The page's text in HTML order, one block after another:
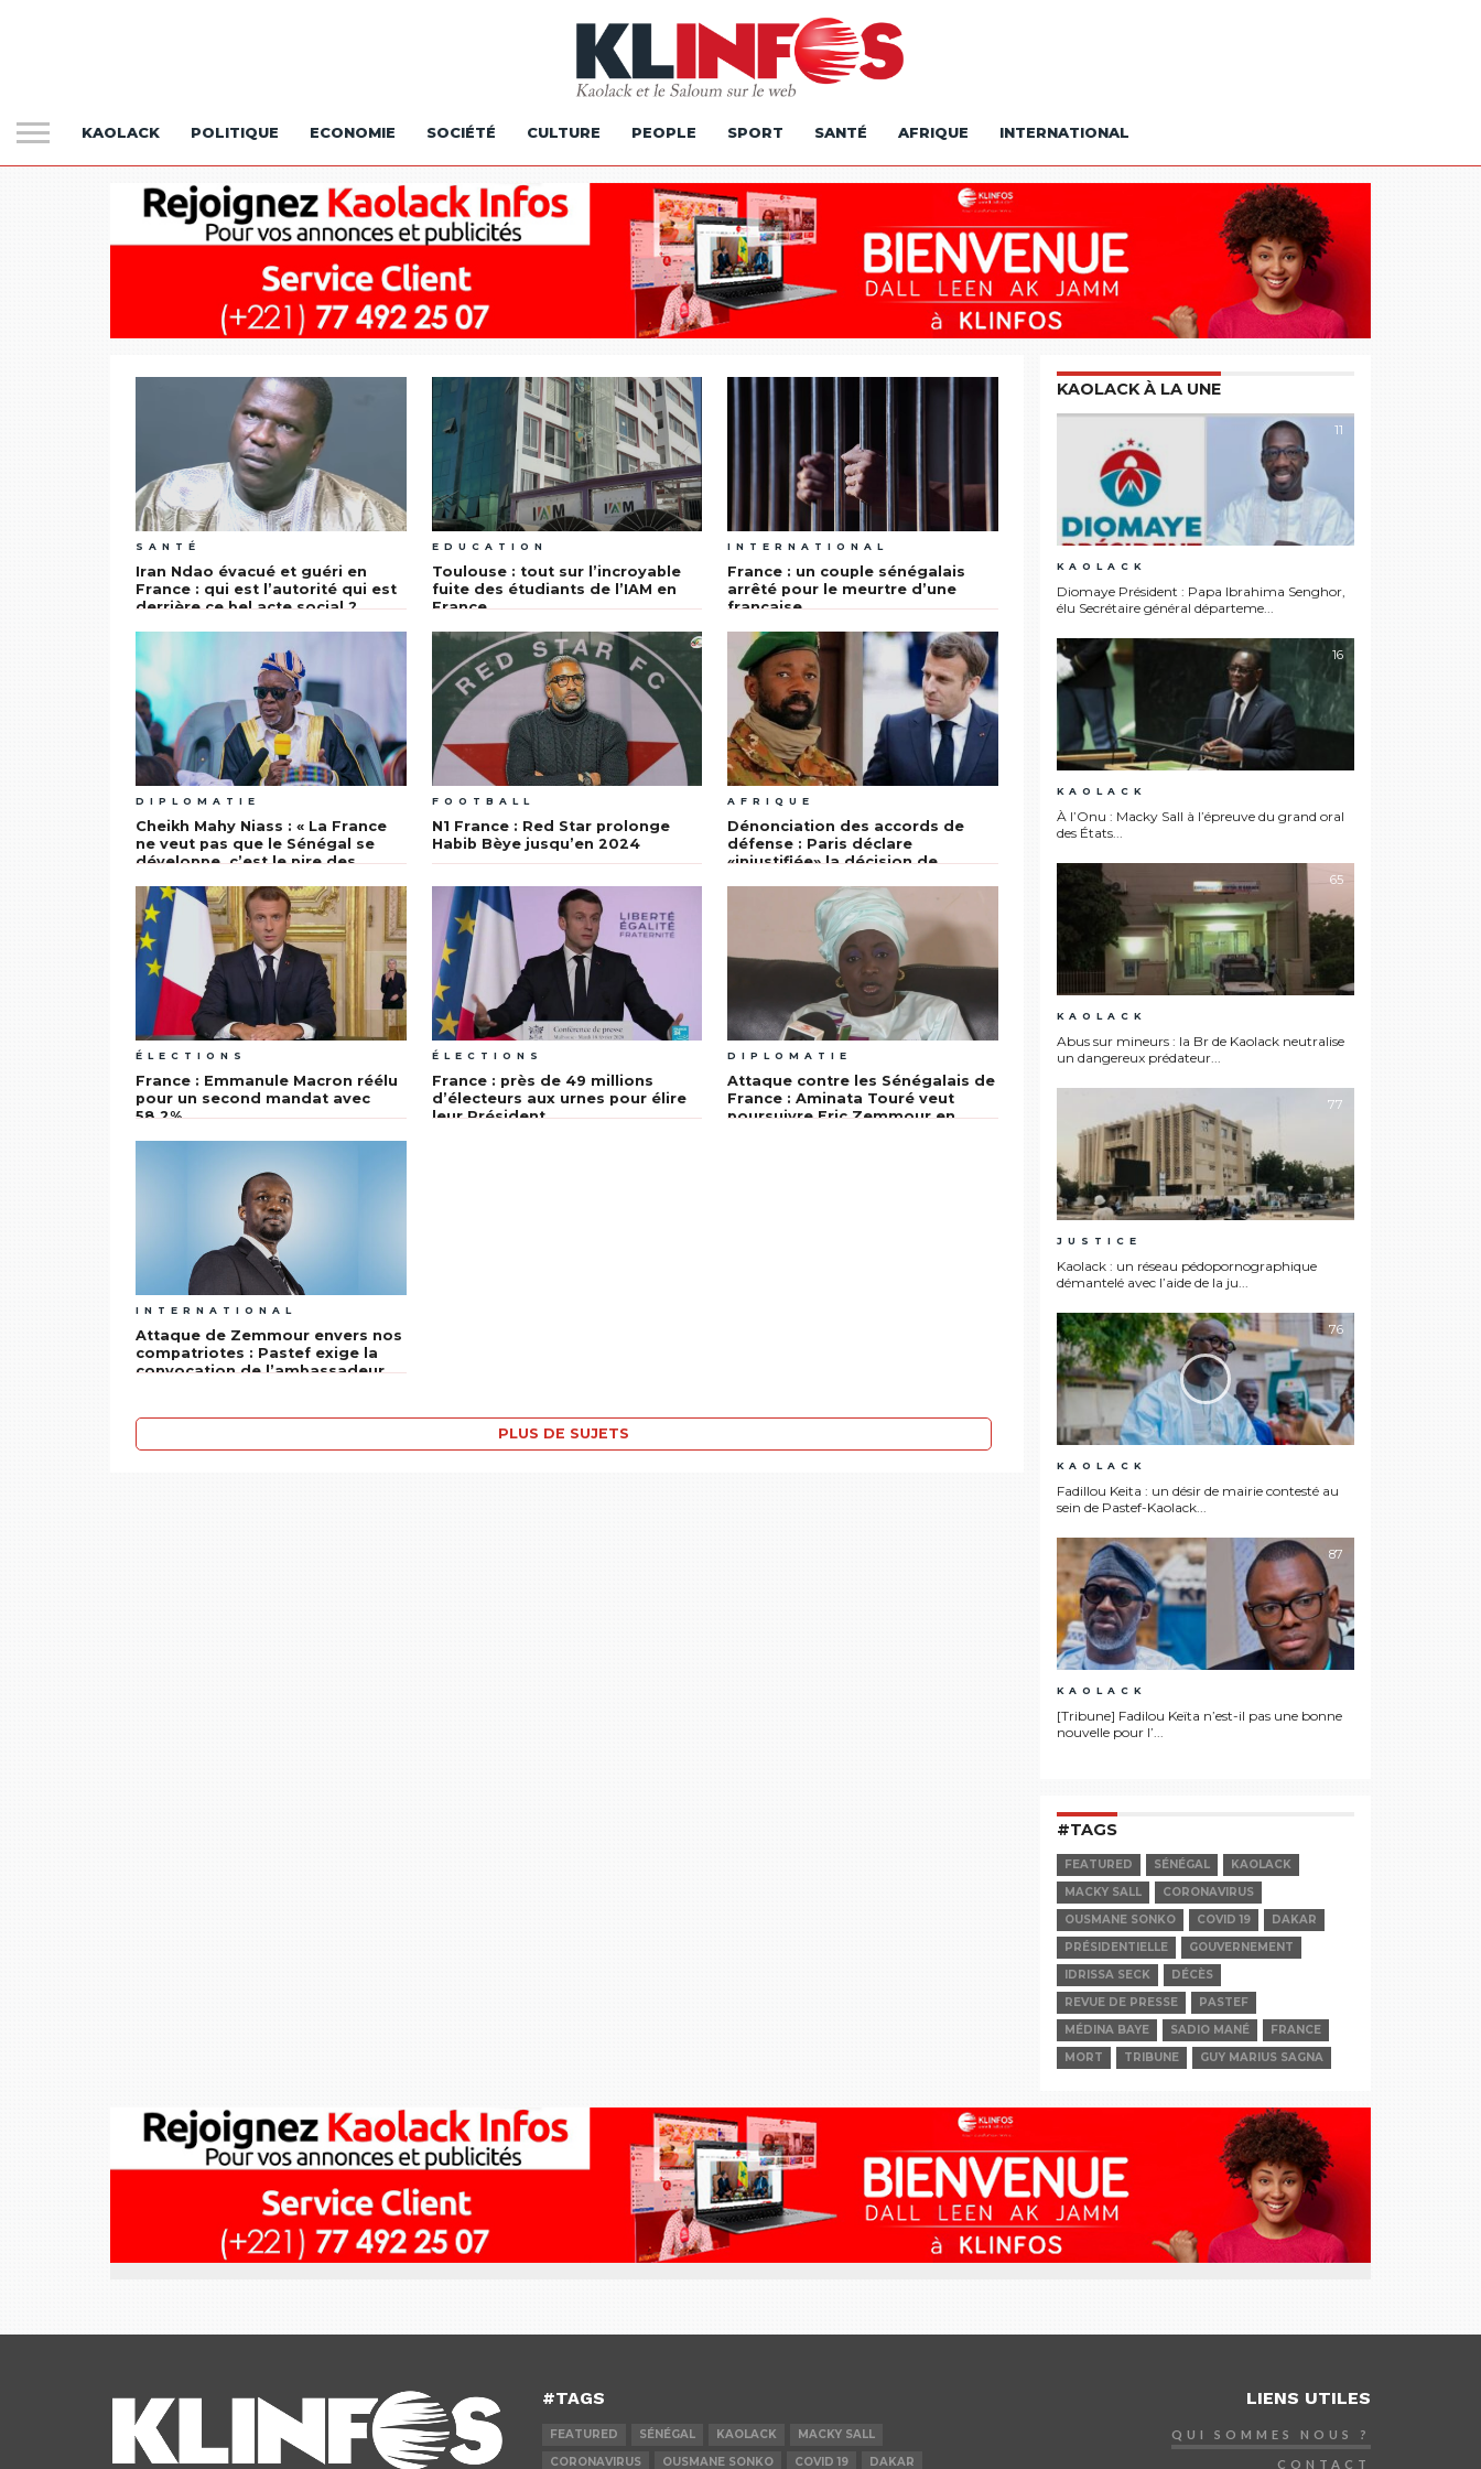
KAOLACK POLITIQUE ECONOMIE SOCIÉTÉ CULTURE PEOPLE SPORT SANTÉ AFRIQUE INTERNATIONAL
SANTÉ
Iran Ndao évacué et guéri en
France : qui est l’autorité qui est
derrière ce bel acte social ?
EDUCATION
Toulouse : tout sur l’incroyable
fuite des étudiants de l’IAM en
France
INTERNATIONAL
France : un couple sénégalais
arrêté pour le meurtre d’une
française
DIPLOMATIE
Cheikh Mahy Niass : « La France
ne veut pas que le Sénégal se
développe, c’est le pire des
FOOTBALL
N1 France : Red Star prolonge
Habib Bèye jusqu’en 2024
AFRIQUE
Dénonciation des accords de
défense : Paris déclare
«injustifiée» la décision de
ÉLECTIONS
France : Emmanule Macron réélu
pour un second mandat avec
58,2%
ÉLECTIONS
France : près de 49 millions
d’électeurs aux urnes pour élire
leur Président
DIPLOMATIE
Attaque contre les Sénégalais de
France : Aminata Touré veut
poursuivre Eric Zemmour en
INTERNATIONAL
Attaque de Zemmour envers nos
compatriotes : Pastef exige la
convocation de l’ambassadeur
PLUS DE SUJETS
KAOLACK À LA UNE
11
KAOLACK
Diomaye Président : Papa Ibrahima Senghor,
élu Secrétaire général départeme...
16
KAOLACK
À l’Onu : Macky Sall à l’épreuve du grand oral
des États...
65
KAOLACK
Abus sur mineurs : la Br de Kaolack neutralise
un dangereux prédateur...
77
JUSTICE
Kaolack : un réseau pédopornographique
démantelé avec l’aide de la ju...
76
KAOLACK
Fadillou Keita : un désir de mairie contesté au
sein de Pastef-Kaolack...
87
KAOLACK
[Tribune] Fadilou Keïta n’est-il pas une bonne
nouvelle pour l’...
#TAGS
FEATURED SÉNÉGAL
KAOLACK
MACKY SALL
CORONAVIRUS
OUSMANE SONKO
COVID 19
DAKAR
PRÉSIDENTIELLE
GOUVERNEMENT
IDRISSA SECK
DÉCÈS
REVUE DE PRESSE
PASTEF
MÉDINA BAYE
SADIO MANÉ
FRANCE
MORT
TRIBUNE GUY MARIUS SAGNA
#TAGS
FEATURED SÉNÉGAL KAOLACK
MACKY SALL
CORONAVIRUS
OUSMANE SONKO COVID 19 DAKAR
LIENS UTILES
QUI SOMMES NOUS ?
CONTACT